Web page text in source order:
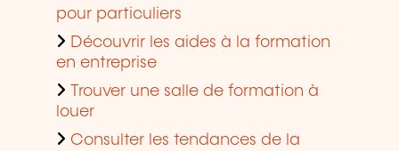
pour particuliers
Découvrir les aides à la formation
en entreprise
Trouver une salle de formation à
louer
Consulter les tendances de la